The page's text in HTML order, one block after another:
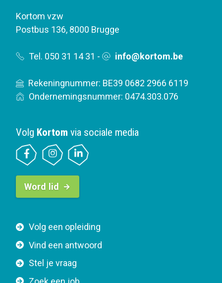
Kortom vzw
Postbus 136, 8000 Brugge
Tel. 050 31 14 31 - info@kortom.be
Rekeningnummer: BE39 0682 2966 6119
Ondernemingsnummer: 0474.303.076
F
o
t
e
Volg een opleiding
Vind een antwoord
Stel je vraag
Volg Kortom via sociale media
B
t
o
n
a
Word lid